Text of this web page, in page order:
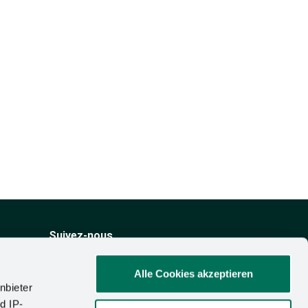
IP-
Alle Cookies akzeptieren
Suivez-nous